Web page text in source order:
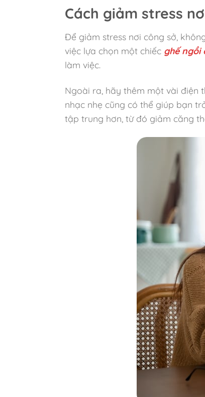
Cách giảm stress
Để giảm stress nơi công sở,
việc lựa chọn một chiếc ghế ngồi
làm việc.
Ngoài ra, hãy thêm một vài điện
nhạc nhẹ cũng có thể giúp bạn
tập trung hơn, từ đó giảm căng